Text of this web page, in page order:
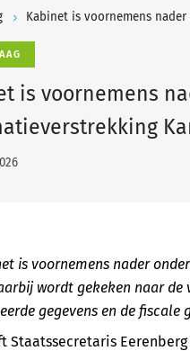
Kabinet is voornemens
is voornemens
is voornemens nader
wordt gekeken naar
gegevens en de fiscale
Staatssecretaris